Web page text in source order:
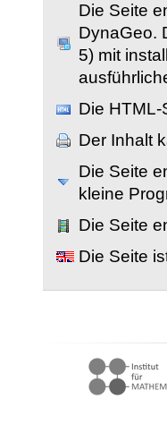
Die Seite
DynaGeo.
5) mit
Die HTML-
Der Inhalt
Die Seite
kleine
Die Seite
Die Seite